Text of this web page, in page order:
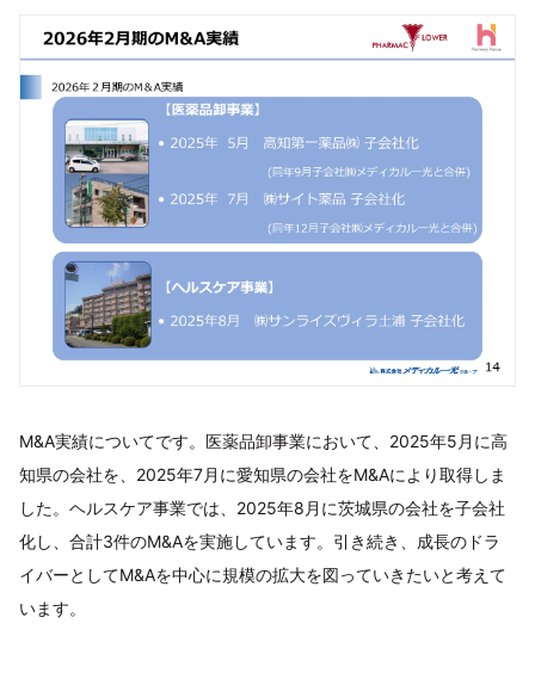
M&A実績についてです。医薬品卸事業において、2025年5月に高
知県の会社を、2025年7月に愛知県の会社をM&Aにより取得しま
した。ヘルスケア事業では、2025年8月に茨城県の会社を子会社
化し、合計3件のM&Aを実施しています。引き続き、成長のドラ
イバーとしてM&Aを中心に規模の拡大を図っていきたいと考えて
います。